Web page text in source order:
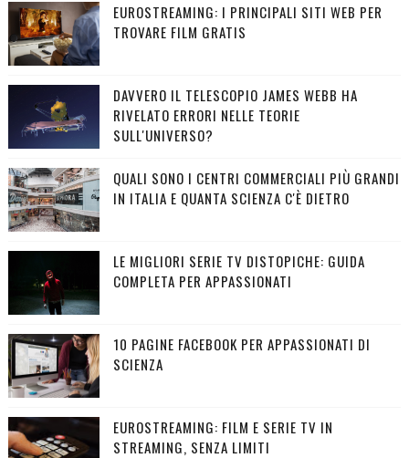
EUROSTREAMING: I PRINCIPALI SITI WEB PER
TROVARE FILM GRATIS
DAVVERO IL TELESCOPIO JAMES WEBB HA
RIVELATO ERRORI NELLE TEORIE
SULL'UNIVERSO?
QUALI SONO I CENTRI COMMERCIALI PIÙ GRANDI
IN ITALIA E QUANTA SCIENZA C'È DIETRO
LE MIGLIORI SERIE TV DISTOPICHE: GUIDA
COMPLETA PER APPASSIONATI
10 PAGINE FACEBOOK PER APPASSIONATI DI
SCIENZA
EUROSTREAMING: FILM E SERIE TV IN
STREAMING, SENZA LIMITI